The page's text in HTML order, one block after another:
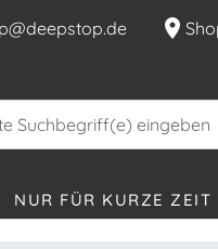
location_on
NUR FÜR KURZE ZEIT